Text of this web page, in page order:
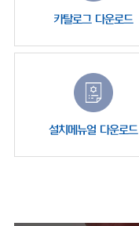
카탈로그 다운로드
설치메뉴얼 다운로드